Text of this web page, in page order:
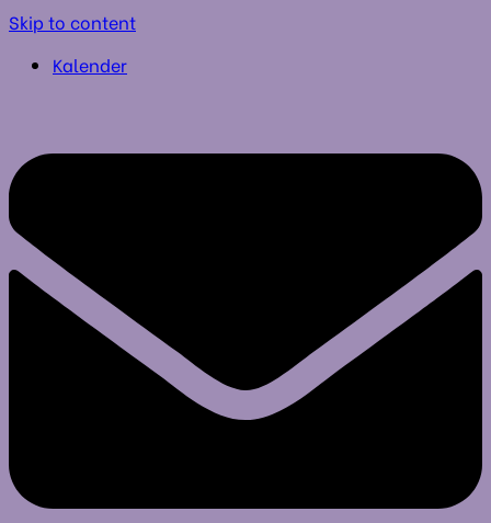
Skip to content
Kalender